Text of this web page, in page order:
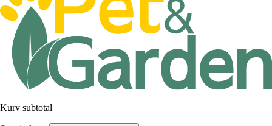
Kurv subtotal